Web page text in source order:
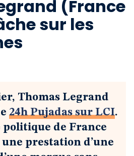
revue
Boutique
(France
sur les
Thomas Legrand
24h Pujadas sur LCI.
politique de France
prestation d’une